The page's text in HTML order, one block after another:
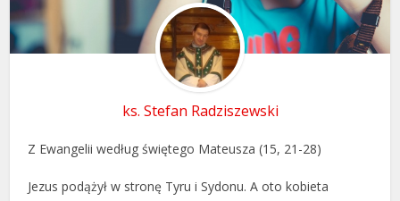
ks. Stefan Radziszewski
Z Ewangelii według świętego Mateusza (15, 21-28)
Jezus podążył w stronę Tyru i Sydonu. A oto kobieta